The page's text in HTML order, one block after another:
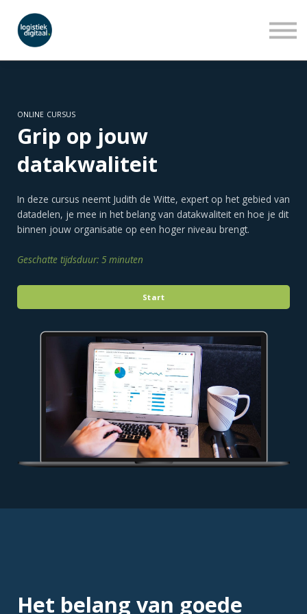
OVER ONS
ONLINE CURSUS
Grip op jouw
datakwaliteit
In deze cursus neemt Judith de Witte, expert op het gebied van
datadelen, je mee in het belang van datakwaliteit en hoe je dit
binnen jouw organisatie op een hoger niveau brengt.
Geschatte tijdsduur: 5 minuten
Start
Het belang van goede